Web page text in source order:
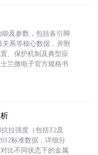
及参数，包括各引脚
系等核心数据，并附
、保护机制及典型应
兰微电子官方规格书
拉强度（包括T2及
标准数据，详细分
比不同状态下的金属